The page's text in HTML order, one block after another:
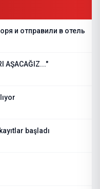
и отправили в отель
AŞACAĞIZ..."
başladı